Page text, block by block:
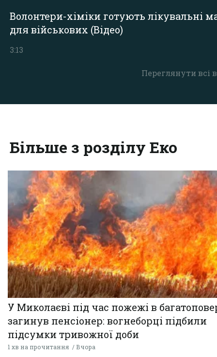
Переглянути всі
Волонтери-хіміки готують лікувальні
для військових (Відео)
3:13
Більше з розділу Еко
У Миколаєві під час пожежі в
загинув пенсіонер: вогнеборці підбили
підсумки тривожної доби
1 хв на прочитання Вчора